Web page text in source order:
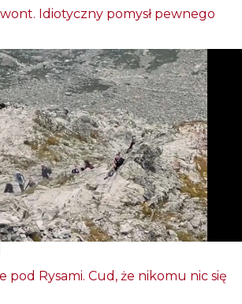
Idiotyczny pomysł pewnego
pod Rysami. Cud, że nikomu nic się